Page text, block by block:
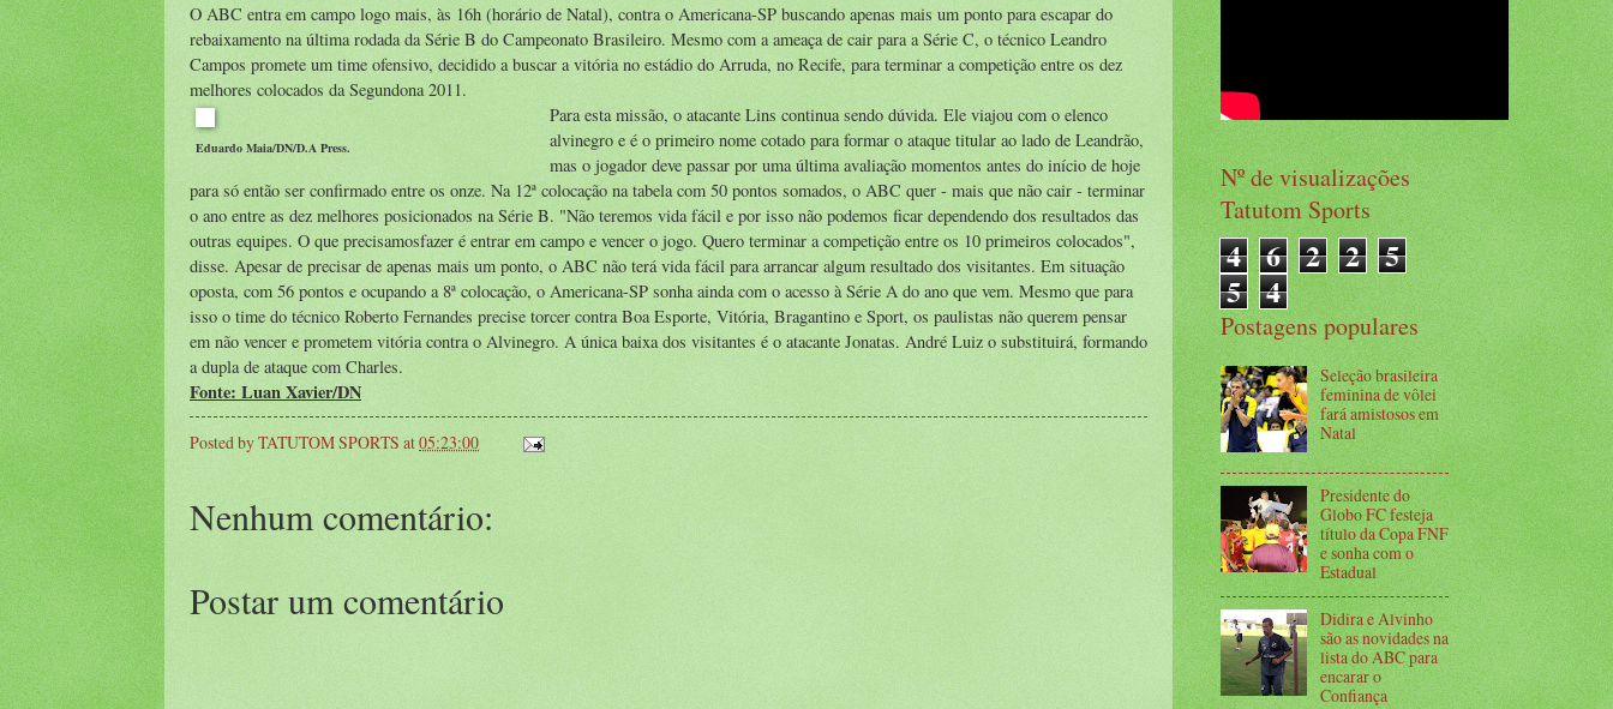
O ABC entra em campo logo mais, às 16h (horário de Natal), contra o Americana-SP buscando apenas mais um ponto para escapar do
rebaixamento na última rodada da Série B do Campeonato Brasileiro. Mesmo com a ameaça de cair para a Série C, o técnico Leandro
Campos promete um time ofensivo, decidido a buscar a vitória no estádio do Arruda, no Recife, para terminar a competição entre os dez
melhores colocados da Segundona 2011.
Eduardo Maia/DN/D.A Press.
Para esta missão, o atacante Lins continua sendo dúvida. Ele viajou com o elenco
alvinegro e é o primeiro nome cotado para formar o ataque titular ao lado de Leandrão,
mas o jogador deve passar por uma última avaliação momentos antes do início de hoje
para só então ser confirmado entre os onze. Na 12ª colocação na tabela com 50 pontos somados, o ABC quer - mais que não cair - terminar
o ano entre as dez melhores posicionados na Série B. "Não teremos vida fácil e por isso não podemos ficar dependendo dos resultados das
outras equipes. O que precisamosfazer é entrar em campo e vencer o jogo. Quero terminar a competição entre os 10 primeiros colocados",
disse. Apesar de precisar de apenas mais um ponto, o ABC não terá vida fácil para arrancar algum resultado dos visitantes. Em situação
oposta, com 56 pontos e ocupando a 8ª colocação, o Americana-SP sonha ainda com o acesso à Série A do ano que vem. Mesmo que para
isso o time do técnico Roberto Fernandes precise torcer contra Boa Esporte, Vitória, Bragantino e Sport, os paulistas não querem pensar
em não vencer e prometem vitória contra o Alvinegro. A única baixa dos visitantes é o atacante Jonatas. André Luiz o substituirá, formando
a dupla de ataque com Charles.
Fonte: Luan Xavier/DN
Posted byTATUTOM SPORTS at05:23:00
Nenhum comentário:
Postar um comentário
Nº de visualizações
Tatutom Sports
4 6 2 2 5
5 4
Postagens populares
Seleção brasileira
feminina de vôlei
fará amistosos em
Natal
Presidente do
Globo FC festeja
título da Copa FNF
e sonha com o
Estadual
Didira e Alvinho
são as novidades na
lista do ABC para
encarar o
Confiança